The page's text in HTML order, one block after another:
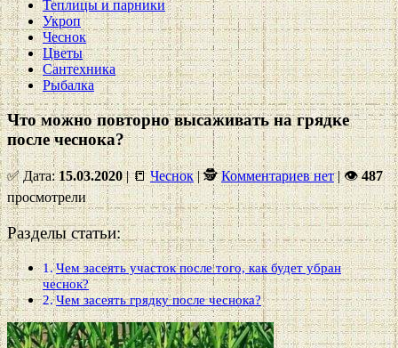
Теплицы и парники
Укроп
Чеснок
Цветы
Сантехника
Рыбалка
Что можно повторно высаживать на грядке
после чеснока?
✅ Дата:15.03.2020| 📒Чеснок| 🕵Комментариев нет|👁487
просмотрели
Разделы статьи:
Чем засеять участок после того, как будет убран
чеснок?
Чем засеять грядку после чеснока?